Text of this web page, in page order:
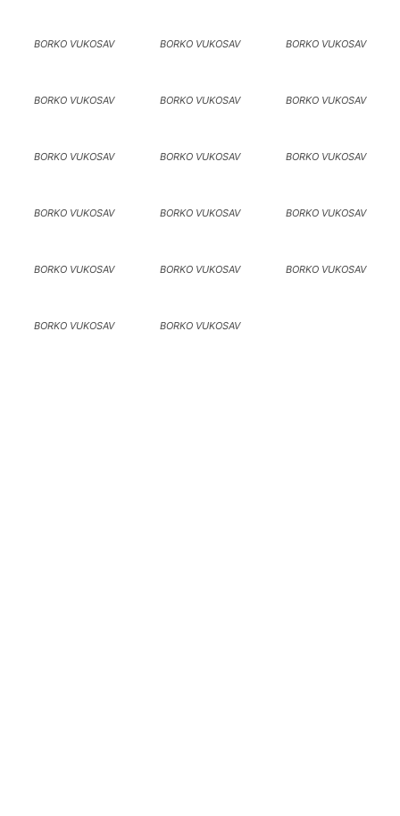
BORKO VUKOSAV BORKO VUKOSAV BORKO VUKOSAV
BORKO VUKOSAV BORKO VUKOSAV BORKO VUKOSAV
BORKO VUKOSAV BORKO VUKOSAV BORKO VUKOSAV
BORKO VUKOSAV BORKO VUKOSAV BORKO VUKOSAV
BORKO VUKOSAV BORKO VUKOSAV BORKO VUKOSAV
BORKO VUKOSAV BORKO VUKOSAV